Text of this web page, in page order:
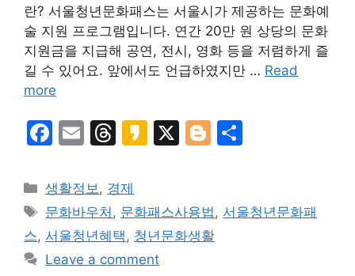
란? 서울청년문화패스는 서울시가 제공하는 문화예
술 지원 프로그램입니다. 연간 20만 원 상당의 문화
지원금을 지급해 공연, 전시, 영화 등을 저렴하게 즐
길 수 있어요. 앞에서도 언급하였지만 … Read
more
F
c
e
b
o
E
ai
l
T
e
a
d
s
K
a
o
X
Bl
g
er
e
Categories
생활정보, 경제
Tags
문화바우처 , 문화패스사용법, 서울청년문화패
스, 서울청년혜택, 청년문화생활
Leave a comment